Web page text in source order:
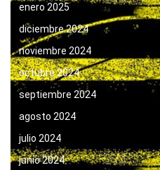
enero 2025
diciembre 2024
noviembre 2024
octubre 2024
septiembre 2024
agosto 2024
julio 2024
junio 2024